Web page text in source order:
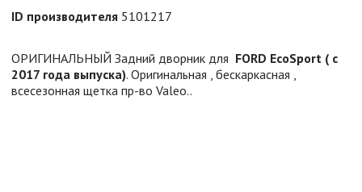
ID производителя 5101217
ОРИГИНАЛЬНЫЙ Задний дворник для FORD EcoSport ( с
2017 года выпуска). Оригинальная , бескаркасная ,
всесезонная щетка пр-во Valeo..